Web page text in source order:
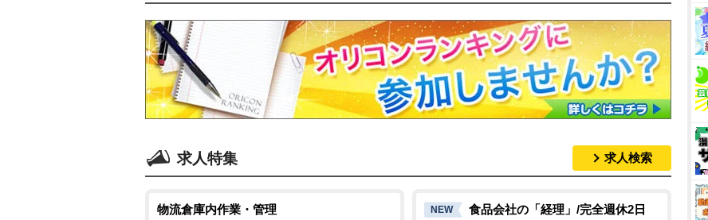
求人特集 求人検索
物流倉庫内作業・管理 NEW
食品会社の「経理」/完全週休2日